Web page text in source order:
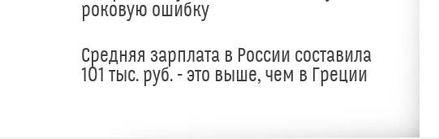
роковую ошибку
Средняя зарплата в России составила
101 тыс. руб. - это выше, чем в Греции